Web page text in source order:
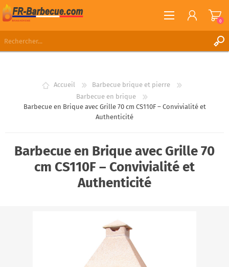
LISTE DE SOUHAITS
0
Accueil
Barbecue brique et pierre
Barbecue en brique
Barbecue en Brique avec Grille 70 cm CS110F – Convivialité et
Authenticité
Barbecue en Brique avec Grille 70
cm CS110F – Convivialité et
Authenticité